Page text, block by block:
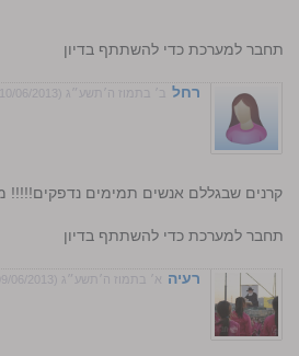
התחבר למערכת כדי להשתתף בדיון
רחל ב׳ בתמוז ה׳תשע״ג (10/06/2013) בשעה 18:04
שבגללם אנשים תמימים נדפקים!!!!!
התחבר למערכת כדי להשתתף בדיון
רעיה א׳ בתמוז ה׳תשע״ג (09/06/2013) בשעה 23:45